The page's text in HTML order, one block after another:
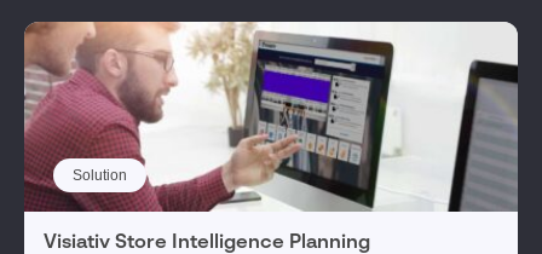
Solution
Visiativ Store Intelligence Planning